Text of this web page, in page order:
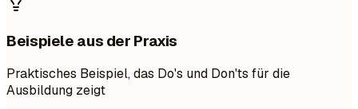
Beispiele aus der Praxis
Praktisches Beispiel, das Do's und Don'ts für die
Ausbildung zeigt